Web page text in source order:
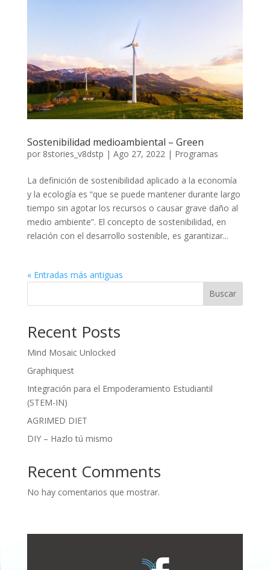
Sostenibilidad medioambiental – Green
por 8stories_v8dstp | Ago 27, 2022 | Programas
La definición de sostenibilidad aplicado a la economía
y la ecología es “que se puede mantener durante largo
tiempo sin agotar los recursos o causar grave daño al
medio ambiente”. El concepto de sostenibilidad, en
relación con el desarrollo sostenible, es garantizar...
« Entradas más antiguas
Buscar
Recent Posts
Mind Mosaic Unlocked
Graphiquest
Integración para el Empoderamiento Estudiantil
(STEM-IN)
AGRIMED DIET
DIY – Hazlo tú mismo
Recent Comments
No hay comentarios que mostrar.